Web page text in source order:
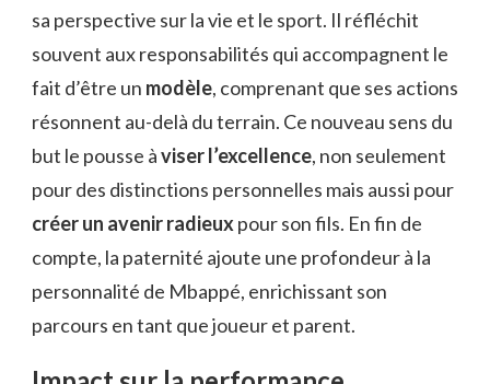
sa perspective sur la vie et le sport. Il réfléchit
souvent aux responsabilités qui accompagnent le
fait d’être un modèle, comprenant que ses actions
résonnent au-delà du terrain. Ce nouveau sens du
but le pousse àviser l’excellence, non seulement
pour des distinctions personnelles mais aussi pour
créer un avenir radieux pour son fils. En fin de
compte, la paternité ajoute une profondeur à la
personnalité de Mbappé, enrichissant son
parcours en tant que joueur et parent.